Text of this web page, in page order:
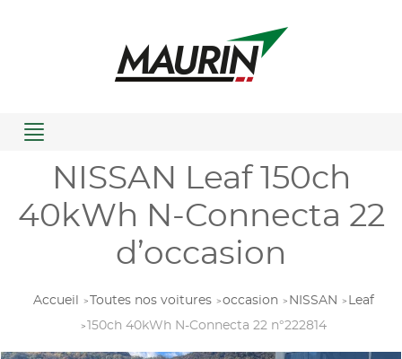
Menu
NISSAN Leaf 150ch
40kWh N-Connecta 22
d’occasion
Accueil Toutes nos voitures occasion NISSAN
Leaf
150ch 40kWh N-Connecta 22 n°222814